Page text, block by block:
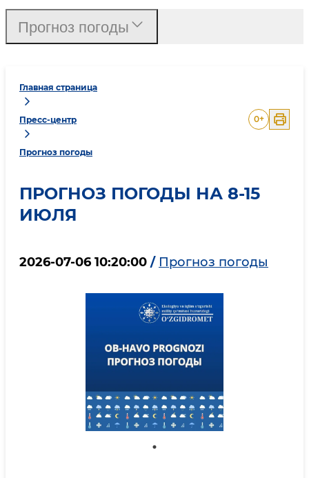
Главная страница
Пресс-центр
Прогноз погоды
0+
ПРОГНОЗ ПОГОДЫ НА 8-15
ИЮЛЯ
2026-07-06 10:20:00 / Прогноз погоды
Прогноз погоды